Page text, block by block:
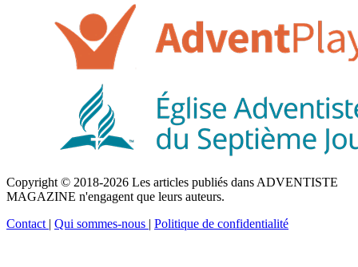
Copyright © 2018-2026 Les articles publiés dans ADVENTISTE
MAGAZINE n'engagent que leurs auteurs.
Contact | Qui sommes-nous | Politique de confidentialité